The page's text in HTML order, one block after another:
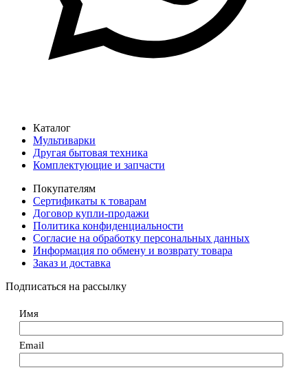
Каталог
Мультиварки
Другая бытовая техника
Комплектующие и запчасти
Покупателям
Сертификаты к товарам
Договор купли-продажи
Политика конфиденциальности
Согласие на обработку персональных данных
Информация по обмену и возврату товара
Заказ и доставка
Подписаться на рассылку
Имя
Email